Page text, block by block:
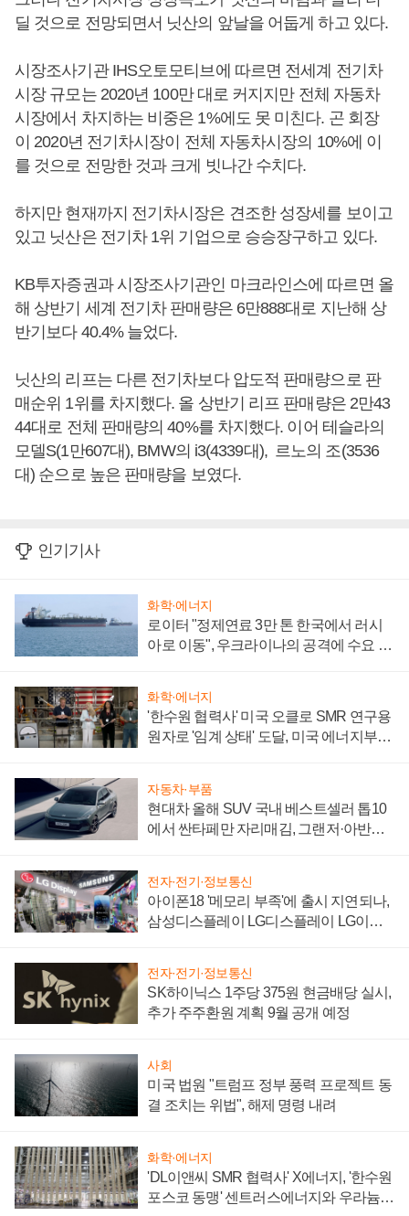
딜 것으로 전망되면서 닛산의 앞날을 어둡게 하고 있다.
시장조사기관 IHS오토모티브에 따르면 전세계 전기차
시장 규모는 2020년 100만 대로 커지지만 전체 자동차
시장에서 차지하는 비중은 1%에도 못 미친다. 곤 회장
이 2020년 전기차시장이 전체 자동차시장의 10%에 이
를 것으로 전망한 것과 크게 빗나간 수치다.
하지만 현재까지 전기차시장은 견조한 성장세를 보이고
있고 닛산은 전기차 1위 기업으로 승승장구하고 있다.
KB투자증권과 시장조사기관인 마크라인스에 따르면 올
해 상반기 세계 전기차 판매량은 6만888대로 지난해 상
반기보다 40.4% 늘었다.
닛산의 리프는 다른 전기차보다 압도적 판매량으로 판
매순위 1위를 차지했다. 올 상반기 리프 판매량은 2만43
44대로 전체 판매량의 40%를 차지했다. 이어 테슬라의
모델S(1만607대), BMW의 i3(4339대), 르노의 조(3536
대) 순으로 높은 판매량을 보였다.
인기기사
화학·에너지
로이터 "정제연료 3만 톤 한국에서 러시
아로 이동", 우크라이나의 공격에 수요 늘
화학·에너지
'한수원 협력사' 미국 오클로 SMR 연구용
원자로 '임계 상태' 도달, 미국 에너지부
자동차·부품
현대차 올해 SUV 국내 베스트셀러 톱10
에서 싼타페만 자리매김, 그랜저·아반떼
전자·전기·정보통신
아이폰18 '메모리 부족'에 출시 지연되나,
삼성디스플레이 LG디스플레이 LG이노
전자·전기·정보통신
SK하이닉스 1주당 375원 현금배당 실시,
추가 주주환원 계획 9월 공개 예정
사회
미국 법원 "트럼프 정부 풍력 프로젝트 동
결 조치는 위법", 해제 명령 내려
화학·에너지
'DL이앤씨 SMR 협력사' X에너지, '한수원
포스코 동맹' 센트러스에너지와 우라늄